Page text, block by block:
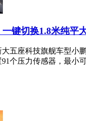
键切换1.8米纯平
五座科技旗舰车型小
个压力传感器，最小